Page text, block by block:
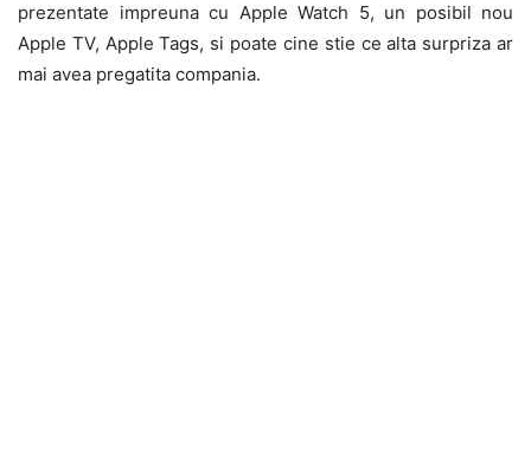
prezentate impreuna cu Apple Watch 5, un posibil nou
Apple TV, Apple Tags, si poate cine stie ce alta surpriza ar
mai avea pregatita compania.